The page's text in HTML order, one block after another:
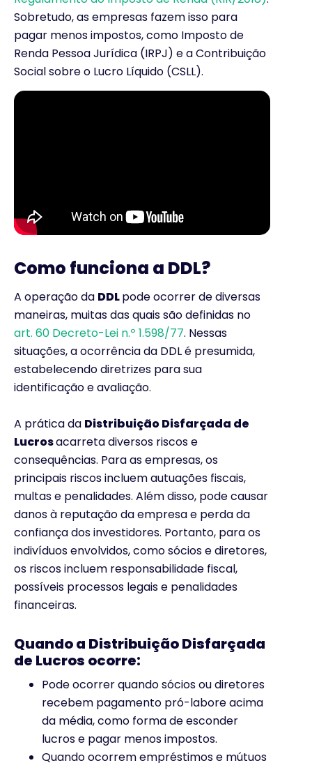
Sobretudo, as empresas fazem isso para
pagar menos impostos, como Imposto de
Renda Pessoa Jurídica (IRPJ) e a Contribuição
Social sobre o Lucro Líquido (CSLL).
Como funciona a DDL?
A operação da DDLpode ocorrer de diversas
maneiras, muitas das quais são definidas no
art. 60 Decreto-Lei n.º 1.598/77. Nessas
situações, a ocorrência da DDL é presumida,
estabelecendo diretrizes para sua
identificação e avaliação.
A prática da Distribuição Disfarçada de
Lucrosacarreta diversos riscos e
consequências. Para as empresas, os
principais riscos incluem autuações fiscais,
multas e penalidades. Além disso, pode causar
danos à reputação da empresa e perda da
confiança dos investidores. Portanto, para os
indivíduos envolvidos, como sócios e diretores,
os riscos incluem responsabilidade fiscal,
possíveis processos legais e penalidades
financeiras.
Quando a Distribuição Disfarçada
de Lucros ocorre:
Pode ocorrer quando sócios ou diretores
recebem pagamento pró-labore acima
da média, como forma de esconder
lucros e pagar menos impostos.
Quando ocorrem empréstimos e mútuos